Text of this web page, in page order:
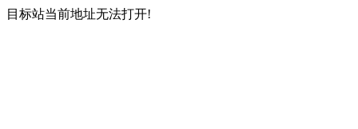
目标站当前地址无法打开!